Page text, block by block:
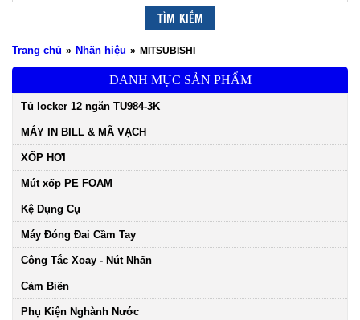
Trang chủ » Nhãn hiệu » MITSUBISHI
DANH MỤC SẢN PHẨM
Tủ locker 12 ngăn TU984-3K
MÁY IN BILL & MÃ VẠCH
XỐP HƠI
Mút xốp PE FOAM
Kệ Dụng Cụ
Máy Đóng Đai Cầm Tay
Công Tắc Xoay - Nút Nhấn
Cảm Biến
Phụ Kiện Nghành Nước